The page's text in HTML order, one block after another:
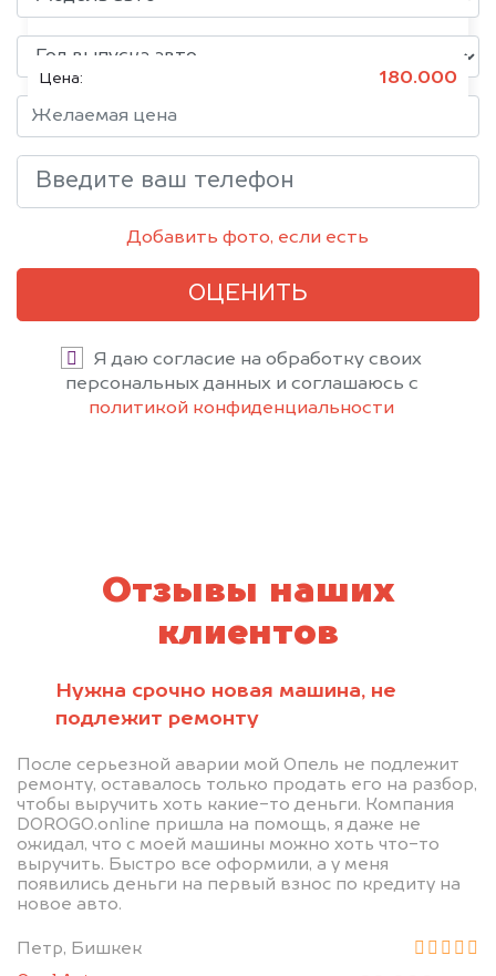
Цена: 180.000
Добавить фото, если есть
ОЦЕНИТЬ
Я даю согласие на обработку своих
персональных данных и соглашаюсь с
политикой конфиденциальности
Отзывы наших
клиентов
Нужна срочно новая машина, не
подлежит ремонту
После серьезной аварии мой Опель не подлежит
ремонту, оставалось только продать его на разбор,
чтобы выручить хоть какие-то деньги. Компания
DOROGO.online пришла на помощь, я даже не
ожидал, что с моей машины можно хоть что-то
выручить. Быстро все оформили, а у меня
появились деньги на первый взнос по кредиту на
новое авто.
Петр, Бишкек